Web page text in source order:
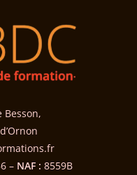
Besson,
– NAF : 8559B